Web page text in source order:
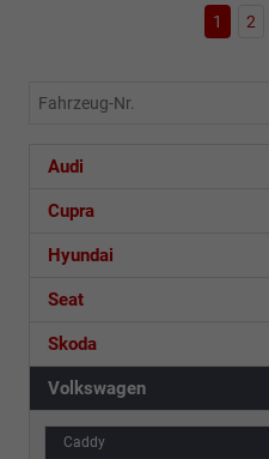
1 2
Fahrzeug-
Audi
Cupra
Hyundai
Seat
Skoda
Volkswagen
Caddy